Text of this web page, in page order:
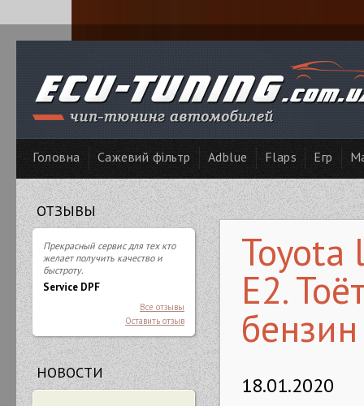
Головна Сажевий фільтр Adblue Flaps Егр
Toyota
E2.
бензин
18.01.2020
ОТЗЫВЫ
Прекрасный сервис для тех кто
желает получить качество и
быстроту.
Service DPF
Все отзывы
Оставить отзыв
НОВОСТИ